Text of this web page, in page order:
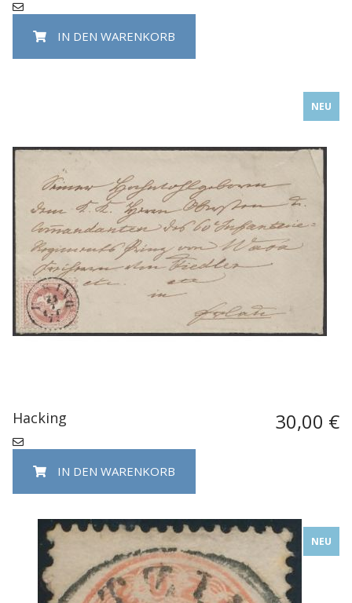
IN DEN WARENKORB
NEU
Hacking 30,00 €
IN DEN WARENKORB
NEU